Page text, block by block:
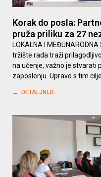
Korak do posla:
pruža priliku za 27
LOKALNA I
tržište rada traži
na učenje, važno je stvarati
zaposlenju. Upravo s tim
→ DETALJNIJE